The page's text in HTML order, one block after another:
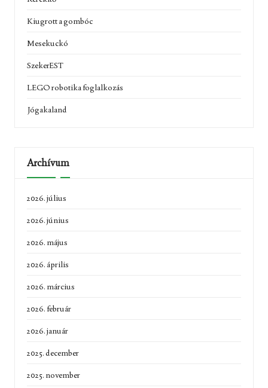
Kiugrott a gombóc
Mesekuckó
SzekerEST
LEGO robotika foglalkozás
Jógakaland
Archívum
2026. július
2026. június
2026. május
2026. április
2026. március
2026. február
2026. január
2025. december
2025. november